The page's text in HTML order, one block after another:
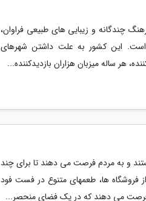
چندگانه و زیبایی های طبیعی فراوان،
است. این کشور به علت داشتن شهرهای
هر ساله میزبان هزاران بازدیدکننده...
و به مردم فرصت می دهند تا برای چند
فروشگاه ها، طعمهای متنوع در فست فود
فرصت می دهند که در یک فضای منحصر...